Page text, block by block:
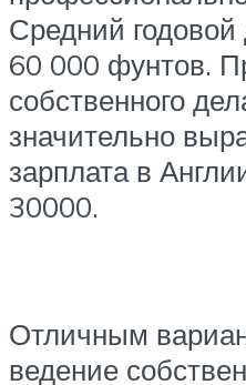
Средний годовой
60 000 фунтов.
собственного
значительно
зарплата в
30000.
Отличным
ведение